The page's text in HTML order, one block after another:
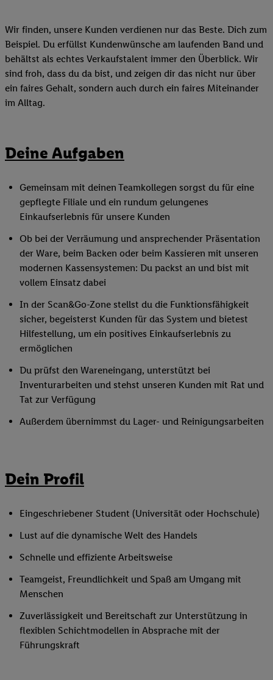
Wir finden, unsere Kunden verdienen nur das Beste. Dich zum
Beispiel. Du erfüllst Kundenwünsche am laufenden Band und
behältst als echtes Verkaufstalent immer den Überblick. Wir
sind froh, dass du da bist, und zeigen dir das nicht nur über
ein faires Gehalt, sondern auch durch ein faires Miteinander
im Alltag.
Deine Aufgaben
Gemeinsam mit deinen Teamkollegen sorgst du für eine
gepflegte Filiale und ein rundum gelungenes
Einkaufserlebnis für unsere Kunden
Ob bei der Verräumung und ansprechender Präsentation
der Ware, beim Backen oder beim Kassieren mit unseren
modernen Kassensystemen: Du packst an und bist mit
vollem Einsatz dabei
In der Scan&Go-Zone stellst du die Funktionsfähigkeit
sicher, begeisterst Kunden für das System und bietest
Hilfestellung, um ein positives Einkaufserlebnis zu
ermöglichen
Du prüfst den Wareneingang, unterstützt bei
Inventurarbeiten und stehst unseren Kunden mit Rat und
Tat zur Verfügung
Außerdem übernimmst du Lager- und Reinigungsarbeiten
Dein Profil
Eingeschriebener Student (Universität oder Hochschule)
Lust auf die dynamische Welt des Handels
Schnelle und effiziente Arbeitsweise
Teamgeist, Freundlichkeit und Spaß am Umgang mit
Menschen
Zuverlässigkeit und Bereitschaft zur Unterstützung in
flexiblen Schichtmodellen in Absprache mit der
Führungskraft